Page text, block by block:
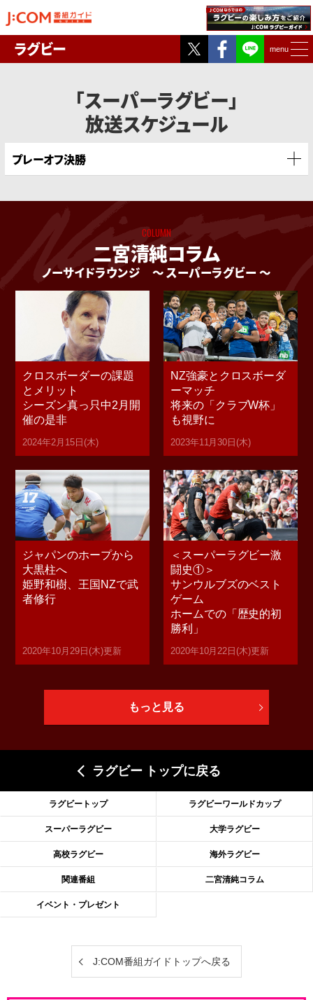
Twitter
Facebook
menu
ラグビー
「スーパーラグビー」
放送スケジュール
プレーオフ決勝
二宮清純コラム
ノーサイドラウンジ 〜 スーパーラグビー 〜
COLUMN
クロスボーダーの課題
とメリット
シーズン真っ只中2月開
催の是非
2024年2月15日(木)
NZ強豪とクロスボーダ
ーマッチ
将来の「クラブW杯」
も視野に
2023年11月30日(木)
ジャパンのホープから
大黒柱へ
姫野和樹、王国NZで武
者修行
2020年10月29日(木)更新
＜スーパーラグビー激
闘史①＞
サンウルブズのベスト
ゲーム
ホームでの「歴史的初
勝利」
2020年10月22日(木)更新
もっと見る
ラグビー トップに戻る
ラグビートップ ラグビーワールドカップ
スーパーラグビー 大学ラグビー
高校ラグビー 海外ラグビー
関連番組 二宮清純コラム
イベント・プレゼント
J:COM番組ガイドトップへ戻る